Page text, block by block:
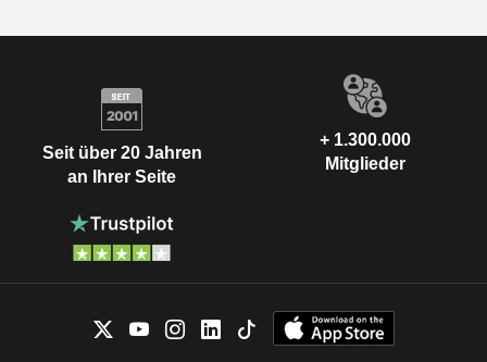
Seit über 20 Jahren
an Ihrer Seite
+ 1.300.000
Mitglieder